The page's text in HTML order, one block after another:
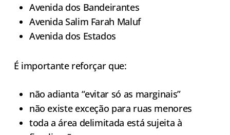
Avenida dos Bandeirantes
Avenida Salim Farah Maluf
Avenida dos Estados
É importante reforçar que:
não adianta “evitar só as marginais”
não existe exceção para ruas menores
toda a área delimitada está sujeita à